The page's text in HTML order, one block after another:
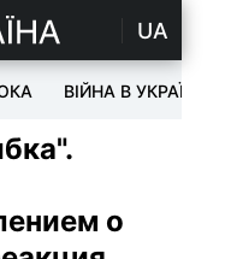
UA
ВІЙНА В УКРАЇНІ
о